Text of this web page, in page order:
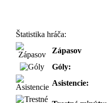
Štatistika hráča:
Zápasov
Góly:
Asistencie: